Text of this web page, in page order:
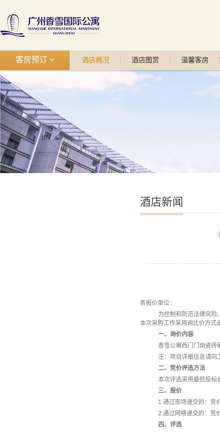
酒店概况 酒店图赏 温馨客房
客房预订
酒店新闻
各报价单位：
为控制和防范法律风险
本次采购工作采用询比价方式
一、询价内容
香雪公寓西门门岗瓷砖
注：项目详细信息请向
二、竞价评选方法
本次评选采用最低投标
三、报价
1.通过现场递交的：竞
2.通过网络递交的：竞
四、评选